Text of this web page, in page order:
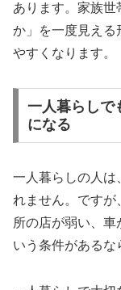
あります。家族世
か」を一度見える
やすくなります。
一人暮らしで
になる
一人暮らしの人は
れません。ですが
所の店が弱い、
いう条件があるな